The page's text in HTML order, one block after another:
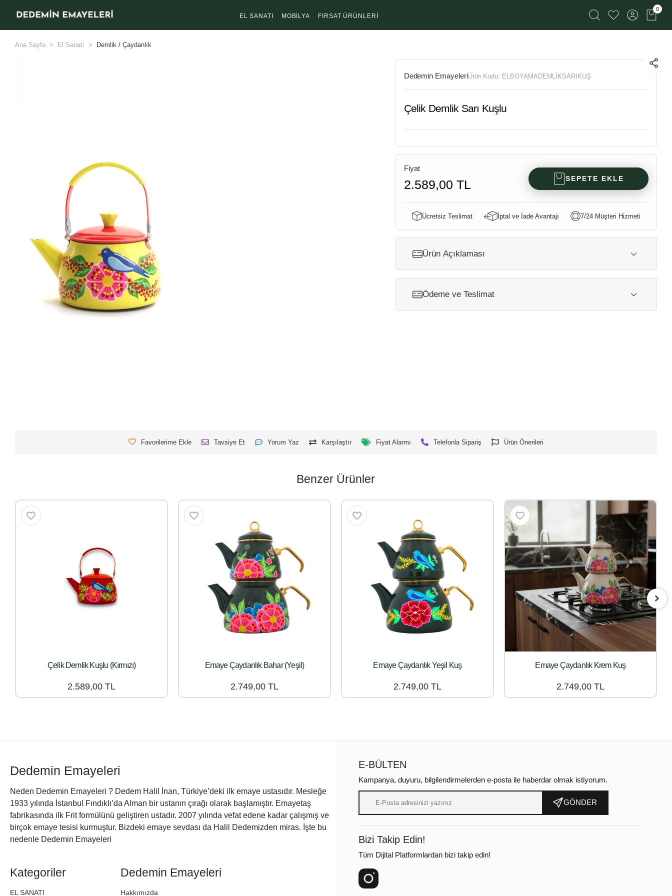
EL SANATI MOBİLYA FIRSAT ÜRÜNLERİ
0
Ana Sayfa El Sanatı Demlik / Çaydanlık
Dedemin EmayeleriÜrün Kodu: ELBOYAMADEMLİKSARIKUŞ
Çelik Demlik Sarı Kuşlu
Fiyat
2.589,00 TL SEPETE EKLE
Ücretsiz Teslimat İptal ve İade Avantajı 7/24 Müşteri Hizmeti
Ürün Açıklaması
Ödeme ve Teslimat
Favorilerime Ekle Tavsiye Et Yorum Yaz Karşılaştır Fiyat Alarmı Telefonla Sipariş Ürün Önerileri
Benzer Ürünler
Çelik Demlik Kuşlu (Kırmızı)
2.589,00 TL
Emaye Çaydanlık Bahar (Yeşil)
2.749,00 TL
Emaye Çaydanlık Yeşil Kuş
2.749,00 TL
Emaye Çaydanlık Krem Kuş
2.749,00 TL
Dedemin Emayeleri
Neden Dedemin Emayeleri ? Dedem Halil İnan, Türkiye’deki ilk emaye ustasıdır. Mesleğe
1933 yılında İstanbul Fındıklı’da Alman bir ustanın çırağı olarak başlamıştır. Emayetaş
fabrikasında ilk Frit formülünü geliştiren ustadır. 2007 yılında vefat edene kadar çalışmış ve
birçok emaye tesisi kurmuştur. Bizdeki emaye sevdası da Halil Dedemizden miras. İşte bu
nedenle Dedemin Emayeleri
Kategoriler
EL SANATI
Dedemin Emayeleri
Hakkımızda
E-BÜLTEN
Kampanya, duyuru, bilgilendirmelerden e-posta ile haberdar olmak istiyorum.
GÖNDER
Bizi Takip Edin!
Tüm Dijital Platformlardan bizi takip edin!